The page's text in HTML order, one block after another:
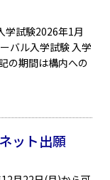
試験2026年1月
バル入学試験 入学
の期間は構内への
ット出願